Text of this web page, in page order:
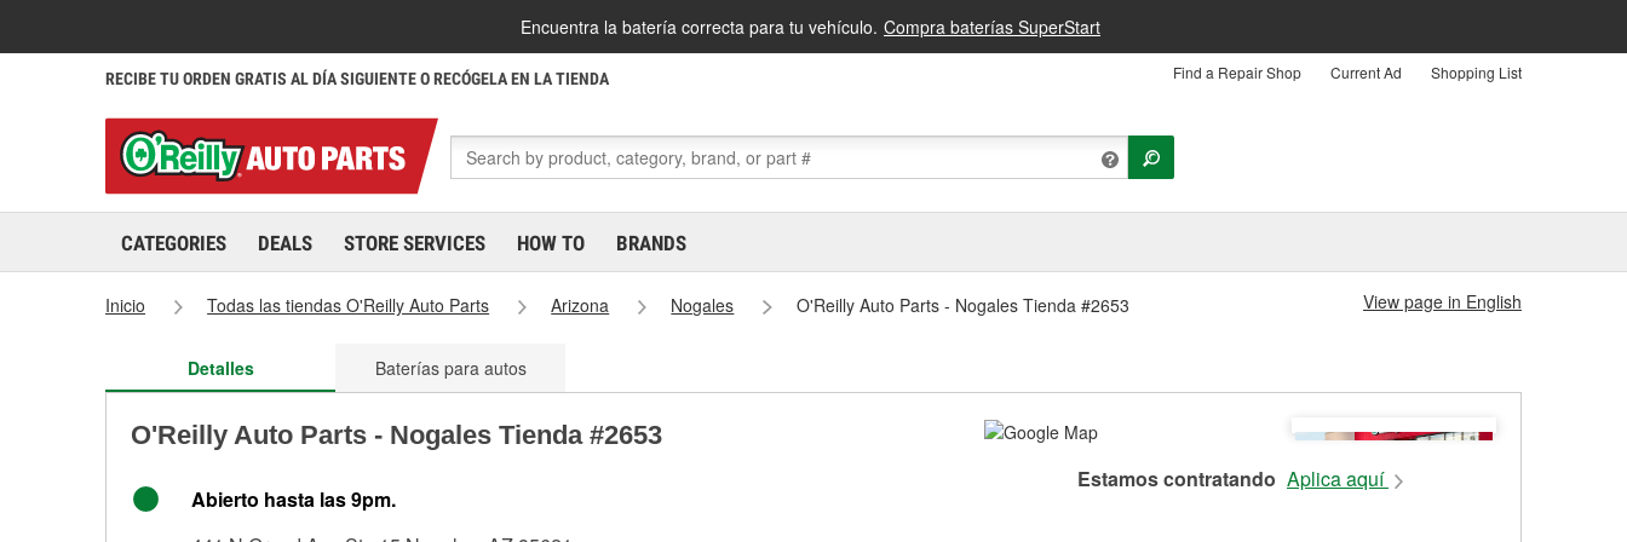
Encuentra la batería correcta para tu vehículo. Compra baterías SuperStart
RECIBE TU ORDEN GRATIS AL DÍA SIGUIENTE O RECÓGELA EN LA TIENDA Find a Repair Shop Current Ad Shopping List
CATEGORIES DEALS STORE SERVICES HOW TO BRANDS
Inicio Todas las tiendas O'Reilly Auto Parts Arizona Nogales O'Reilly Auto Parts - Nogales Tienda #2653 View page in English
Detalles Baterías para autos
O'Reilly Auto Parts - Nogales Tienda #2653
Abierto hasta las 9pm.
Estamos contratando Aplica aquí